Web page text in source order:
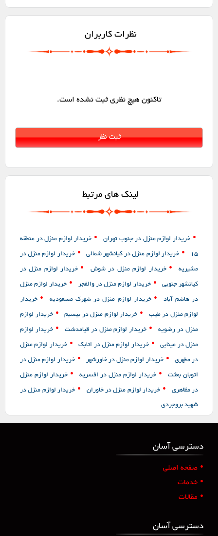
نظرات کاربران
تاکنون هیچ نظری ثبت نشده است.
لینک های مرتبط
• خریدار لوازم منزل در جنوب تهران • خریدار لوازم منزل در منطقه
15
• خریدار لوازم منزل در کیانشهر شمالی • خریدار لوازم منزل در
مشیریه • خریدار لوازم منزل در شوش • خریدار لوازم منزل در
کیانشهر جنوبی • خریدار لوازم منزل در والفجر • خریدار لوازم منزل
در هاشم آباد • خریدار لوازم منزل در شهرک مسعودیه • خریدار
لوازم منزل در طیب • خریدار لوازم منزل در بیسیم • خریدار لوازم
منزل در رضویه • خریدار لوازم منزل در قیامدشت • خریدار لوازم
منزل در مینابی • خریدار لوازم منزل در اتابک • خریدار لوازم منزل
در مطهری • خریدار لوازم منزل در خاورشهر • خریدار لوازم منزل در
اتوبان بعثت • خریدار لوازم منزل در افسریه • خریدار لوازم منزل
در مظاهری • خریدار لوازم منزل در خاوران • خریدار لوازم منزل در
شهید بروجردی
دسترسی آسان
• صفحه اصلی
• خدمات
• مقالات
دسترسی آسان